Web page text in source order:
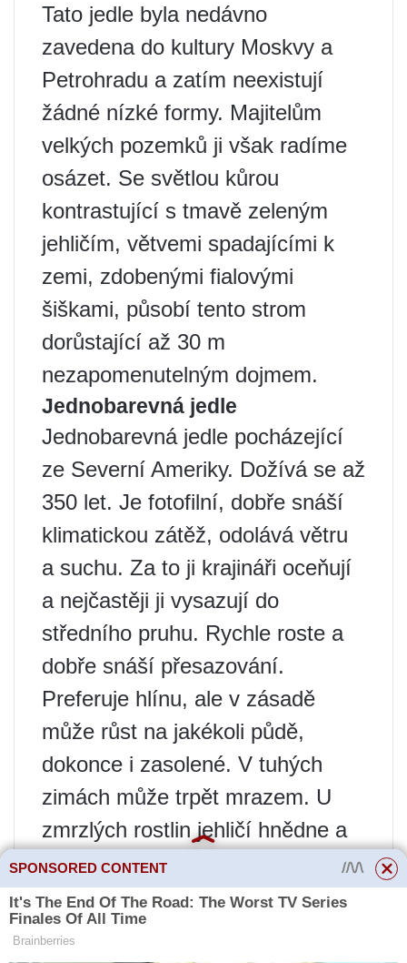
Tato jedle byla nedávno
zavedena do kultury Moskvy a
Petrohradu a zatím neexistují
žádné nízké formy. Majitelům
velkých pozemků ji však radíme
osázet. Se světlou kůrou
kontrastující s tmavě zeleným
jehličím, větvemi spadajícími k
zemi, zdobenými fialovými
šiškami, působí tento strom
dorůstající až 30 m
nezapomenutelným dojmem.
Jednobarevná jedle
Jednobarevná jedle pocházející
ze Severní Ameriky. Dožívá se až
350 let. Je fotofilní, dobře snáší
klimatickou zátěž, odolává větru
a suchu. Za to ji krajináři oceňují
a nejčastěji ji vysazují do
středního pruhu. Rychle roste a
dobře snáší přesazování.
Preferuje hlínu, ale v zásadě
může růst na jakékoli půdě,
dokonce i zasolené. V tuhých
zimách může trpět mrazem. U
zmrzlých rostlin jehličí hnědne a
částečně opadává.
SPONSORED CONTENT